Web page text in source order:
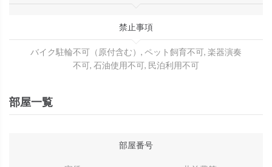
禁止事項
バイク駐輪不可（原付含む）, ペット飼育不可, 楽器演奏
不可, 石油使用不可, 民泊利用不可
部屋一覧
部屋番号